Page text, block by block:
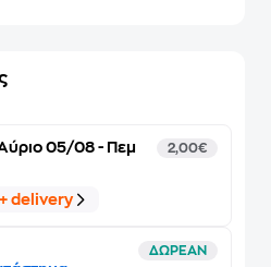
05/08 - Πεμ
2,00€
delivery
ΔΩΡΕΑΝ